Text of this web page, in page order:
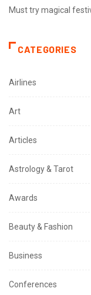
Must try magical
CATEGORIES
Airlines
Art
Articles
Astrology & Tarot
Awards
Beauty & Fashion
Business
Conferences